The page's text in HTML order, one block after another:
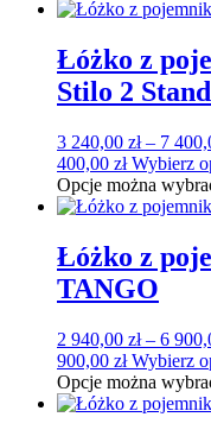
Łóżko z
Stilo 2
3 240,00 zł – 7
400,00 zł Wybierz
Opcje można
Łóżko z
TANGO
2 940,00 zł – 6
900,00 zł Wybierz
Opcje można